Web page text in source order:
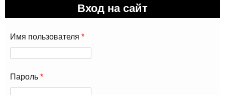
Вход на сайт
Имя пользователя *
Пароль *